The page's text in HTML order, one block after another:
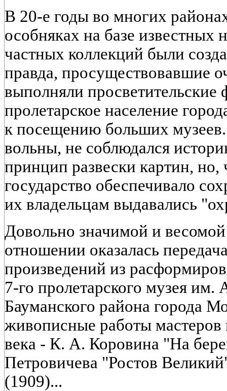
В 20-е годы во многих
особняках на базе известных
частных коллекций были
правда, просуществовавшие
выполняли просветительские
пролетарское население
к посещению больших
вольны, не соблюдался
принцип развески картин,
государство обеспечивало
их владельцам выдавались
Довольно значимой и
отношении оказалась
произведений из
7-го пролетарского музея им.
Бауманского района города
живописные работы
века - К. А. Коровина "На
Петровичева "Ростов
(1909)...